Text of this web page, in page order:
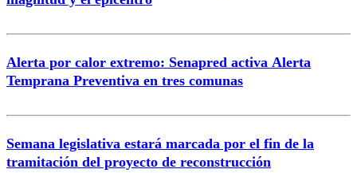
Alerta por calor extremo: Senapred activa Alerta
Temprana Preventiva en tres comunas
Semana legislativa estará marcada por el fin de la
tramitación del proyecto de reconstrucción